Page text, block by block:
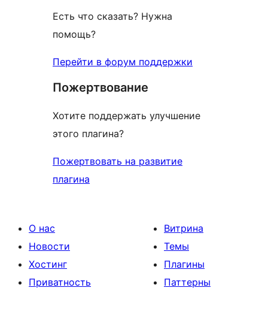
Есть что сказать? Нужна
помощь?
Перейти в форум поддержки
Пожертвование
Хотите поддержать улучшение
этого плагина?
Пожертвовать на развитие
плагина
О нас
Новости
Хостинг
Приватность
Витрина
Темы
Плагины
Паттерны